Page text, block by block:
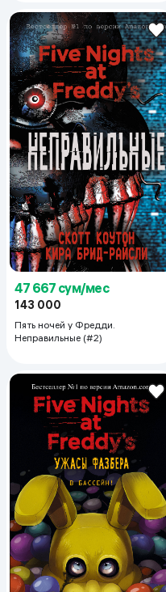
47 667 сум/мес
143 000
Пять ночей у Фредди.
Неправильные (#2)